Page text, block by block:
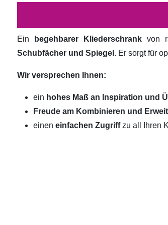
Ein begehbarer Kliederschrank von
Schubfächer und Spiegel . Er sorgt für
Wir versprechen Ihnen:
ein hohes Maß an Inspiration und
Freude am Kombinieren und
einen einfachen Zugriffzu all Ihren